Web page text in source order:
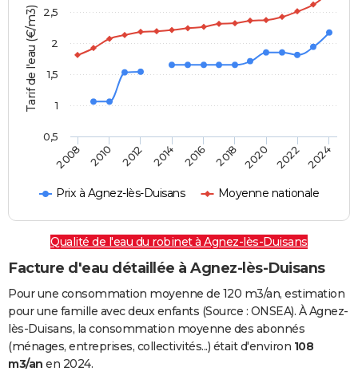
Tarif de l'eau (€/m3)
Prix à Agnez-lès-Duisans Moyenne nationale
2008 2010 2012 2014 2016 2018 2020 2022 2024
0,5
1
1,5
2
2,5
Qualité de l'eau du robinet à Agnez-lès-Duisans
Facture d'eau détaillée à Agnez-lès-Duisans
Pour une consommation moyenne de 120 m3/an, estimation
pour une famille avec deux enfants (Source : ONSEA). À Agnez-
lès-Duisans, la consommation moyenne des abonnés
(ménages, entreprises, collectivités...) était d'environ 108
m3/an en 2024.